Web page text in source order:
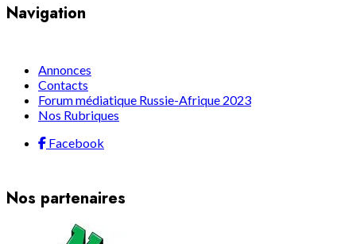
Navigation
Annonces
Contacts
Forum médiatique Russie-Afrique 2023
Nos Rubriques
Facebook
Nos partenaires